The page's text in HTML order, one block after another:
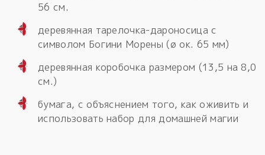
56 см.
деревянная тарелочка-дароносица с
символом Богини Морены (ø ок. 65 мм)
деревянная коробочка размером (13,5 на 8,0
см.)
бумага, с объяснением того, как оживить и
использовать набор для домашней магии